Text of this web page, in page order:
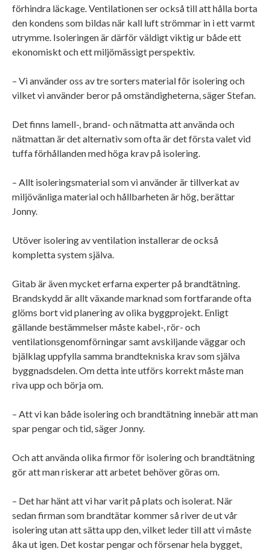
förhindra läckage. Ventilationen ser också till att hålla borta
den kondens som bildas när kall luft strömmar in i ett varmt
utrymme. Isoleringen är därför väldigt viktig ur både ett
ekonomiskt och ett miljömässigt perspektiv.
– Vi använder oss av tre sorters material för isolering och
vilket vi använder beror på omständigheterna, säger Stefan.
Det finns lamell-, brand- och nätmatta att använda och
nätmattan är det alternativ som ofta är det första valet vid
tuffa förhållanden med höga krav på isolering.
– Allt isoleringsmaterial som vi använder är tillverkat av
miljövänliga material och hållbarheten är hög, berättar
Jonny.
Utöver isolering av ventilation installerar de också
kompletta system själva.
Gitab är även mycket erfarna experter på brandtätning.
Brandskydd är allt växande marknad som fortfarande ofta
glöms bort vid planering av olika byggprojekt. Enligt
gällande bestämmelser måste kabel-, rör- och
ventilationsgenomförningar samt avskiljande väggar och
bjälklag uppfylla samma brandtekniska krav som själva
byggnadsdelen. Om detta inte utförs korrekt måste man
riva upp och börja om.
– Att vi kan både isolering och brandtätning innebär att man
spar pengar och tid, säger Jonny.
Och att använda olika firmor för isolering och brandtätning
gör att man riskerar att arbetet behöver göras om.
– Det har hänt att vi har varit på plats och isolerat. När
sedan firman som brandtätar kommer så river de ut vår
isolering utan att sätta upp den, vilket leder till att vi måste
åka ut igen. Det kostar pengar och försenar hela bygget,